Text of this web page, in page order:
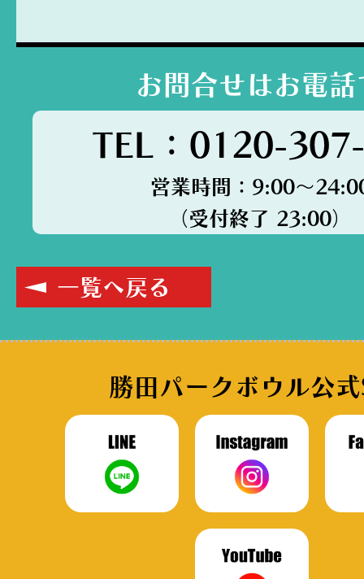
お問合せはお電話
TEL：0120-
営業時間：9:00～
（受付終了 23:00）
一覧へ戻る
勝田パークボウル公